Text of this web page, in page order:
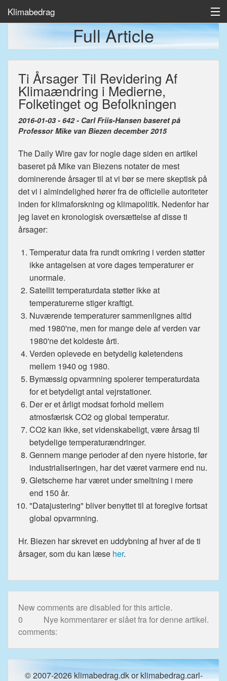
Klimabedrag
Home
Temp/Havis
Artikler
Full Article
Ti Årsager Til Revidering Af
Klimaændring i Medierne,
Folketinget og Befolkningen
2016-01-03 - 642 - Carl Friis-Hansen baseret på
Professor Mike van Biezen december 2015
The Daily Wire gav for nogle dage siden en artikel
baseret på Mike van Biezens notater de mest
dominerende årsager til at vi bør se mere skeptisk på
det vi i almindelighed hører fra de officielle autoriteter
inden for klimaforskning og klimapolitik. Nedenfor har
jeg lavet en kronologisk oversættelse af disse ti
årsager:
Temperatur data fra rundt omkring i verden støtter
ikke antagelsen at vore dages temperaturer er
unormale.
Satellit temperaturdata støtter ikke at
temperaturerne stiger kraftigt.
Nuværende temperaturer sammenlignes altid
med 1980'ne, men for mange dele af verden var
1980'ne det koldeste årti.
Verden oplevede en betydelig køletendens
mellem 1940 og 1980.
Bymæssig opvarmning spolerer temperaturdata
for et betydeligt antal vejrstationer.
Der er et årligt modsat forhold mellem
atmosfærisk CO2 og global temperatur.
CO2 kan ikke, set videnskabeligt, være årsag til
betydelige temperaturændringer.
Gennem mange perioder af den nyere historie, før
industrialiseringen, har det været varmere end nu.
Gletscherne har været under smeltning i mere
end 150 år.
"Datajustering" bliver benyttet til at foregive fortsat
global opvarmning.
Hr. Biezen har skrevet en uddybning af hver af de ti
årsager, som du kan læse her.
New comments are disabled for this article.
Nye kommentarer er slået fra for denne artikel.
0
comments:
© 2007-2026 klimabedrag.dk or klimabedrag.carl-